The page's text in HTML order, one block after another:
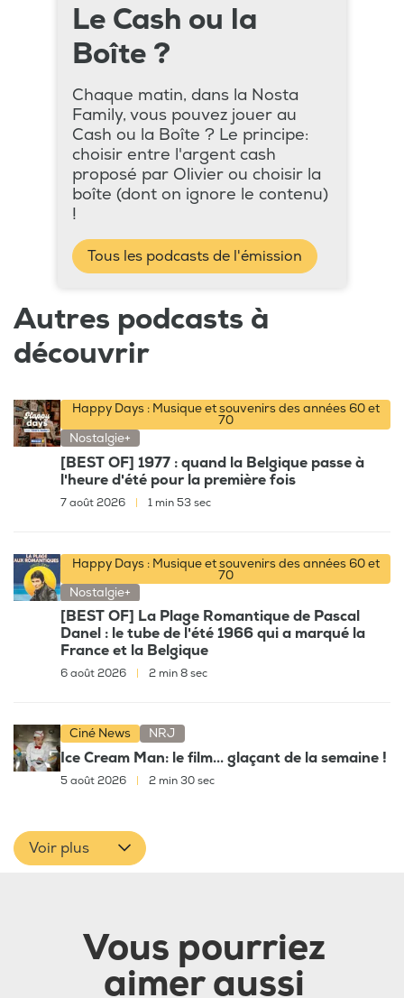
Le Cash ou la
Boîte ?
Chaque matin, dans la Nosta
Family, vous pouvez jouer au
Cash ou la Boîte ? Le principe:
choisir entre l'argent cash
proposé par Olivier ou choisir la
boîte (dont on ignore le contenu)
!
Tous les podcasts de l'émission
Autres podcasts à
découvrir
Happy Days : Musique et souvenirs des années 60 et
70
Nostalgie+
[BEST OF] 1977 : quand la Belgique passe à
l'heure d'été pour la première fois
7 août 2026 1 min 53 sec
Happy Days : Musique et souvenirs des années 60 et
70
Nostalgie+
[BEST OF] La Plage Romantique de Pascal
Danel : le tube de l'été 1966 qui a marqué la
France et la Belgique
6 août 2026 2 min 8 sec
Ciné News NRJ
Ice Cream Man: le film... glaçant de la semaine !
5 août 2026 2 min 30 sec
Voir plus
Vous pourriez
aimer aussi